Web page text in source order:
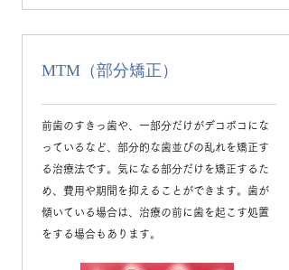
MTM（部分矯正）
前歯のすきっ歯や、一部分だけがデコボコにな
っているなど、部分的な歯並びの乱れを矯正す
る治療法です。気になる部分だけを矯正するた
め、費用や期間を抑えることができます。歯が
傾いている場合は、治療の前に歯を起こす処置
をする場合もあります。